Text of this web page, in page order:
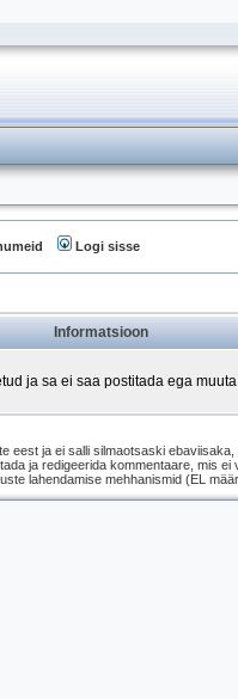
Logi sisse
Informatsioon
ja sa ei saa postitada ega
eest ja ei salli silmaotsaski
ja redigeerida kommentaare, mis ei
lahendamise mehhanismid (EL